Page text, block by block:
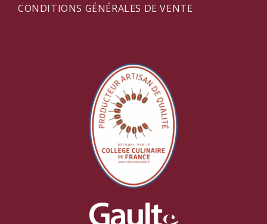
CONDITIONS GÉNÉRALES DE VENTE